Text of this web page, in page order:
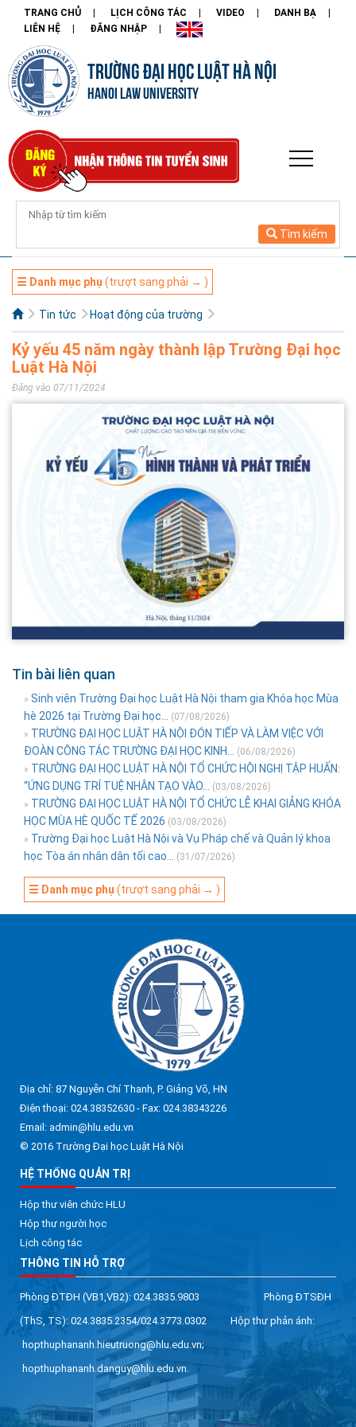
TRANG CHỦ LỊCH CÔNG TÁC VIDEO
DANH BẠ
LIÊN HỆ
ĐĂNG NHẬP
TRƯỜNG ĐẠI HỌC LUẬT HÀ NỘI
HANOI LAW UNIVERSITY
Tìm kiếm
☰ Danh mục phụ (trượt sang phải → )
Tin tức Hoạt động của trường
Kỷ yếu 45 năm ngày thành lập Trường Đại học
Luật Hà Nội
Đăng vào 07/11/2024
Tin bài liên quan
» Sinh viên Trường Đại học Luật Hà Nội tham gia Khóa học Mùa
hè 2026 tại Trường Đại học...
(07/08/2026)
» TRƯỜNG ĐẠI HỌC LUẬT HÀ NỘI ĐÓN TIẾP VÀ LÀM VIỆC VỚI
ĐOÀN CÔNG TÁC TRƯỜNG ĐẠI HỌC KINH...
(06/08/2026)
» TRƯỜNG ĐẠI HỌC LUẬT HÀ NỘI TỔ CHỨC HỘI NGHỊ TẬP HUẤN:
“ỨNG DỤNG TRÍ TUỆ NHÂN TẠO VÀO...
(03/08/2026)
» TRƯỜNG ĐẠI HỌC LUẬT HÀ NỘI TỔ CHỨC LỄ KHAI GIẢNG KHÓA
HỌC MÙA HÈ QUỐC TẾ 2026 (03/08/2026)
» Trường Đại học Luật Hà Nội và Vụ Pháp chế và Quản lý khoa
học Tòa án nhân dân tối cao...
(31/07/2026)
☰ Danh mục phụ (trượt sang phải → )
Địa chỉ: 87 Nguyễn Chí Thanh, P. Giảng Võ, HN
Điện thoại: 024.38352630 - Fax: 024.38343226
Email: admin@hlu.edu.vn
© 2016 Trường Đại học Luật Hà Nội
HỆ THỐNG QUẢN TRỊ
Hộp thư viên chức HLU
Hộp thư người học
Lịch công tác
THÔNG TIN HỖ TRỢ
Phòng ĐTĐH (VB1,VB2): 024.3835.9803 Phòng ĐTSĐH
(ThS, TS): 024.3835.2354/024.3773.0302 Hộp thư phản ánh:
hopthuphananh.hieutruong@hlu.edu.vn;
hopthuphananh.danguy@hlu.edu.vn.